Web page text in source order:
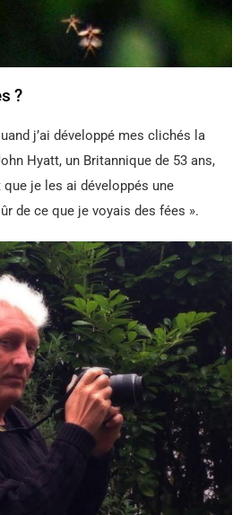
?
j’ai développé mes clichés la
Hyatt, un Britannique de 53 ans,
que je les ai développés une
de ce que je voyais des fées ».